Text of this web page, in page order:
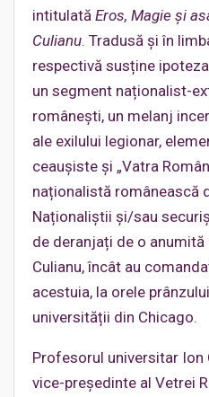
intitulată Eros, Magie și
Culianu. Tradusă și în
respectivă susține
un segment naționalist-
românești, un melanj
ale exilului legionar,
ceaușiste și „Vatra
naționalistă românească
Naționaliștii și/sau
de deranjați de o
Culianu, încât au
acestuia, la orele
universității din Chicago.
Profesorul universitar Ion
vice-președinte al Vetrei